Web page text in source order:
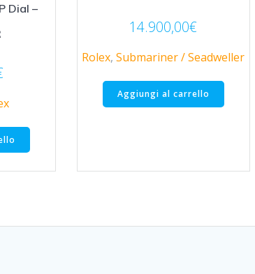
Dial –
14.900,00€
Rolex,Submariner / Seadweller
Aggiungi al carrello